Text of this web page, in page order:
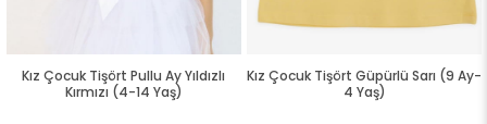
Kız Çocuk Tişört Pullu Ay Yıldızlı
Kırmızı (4-14 Yaş)
Kız Çocuk Tişört Güpürlü Sarı (9 Ay-
4 Yaş)